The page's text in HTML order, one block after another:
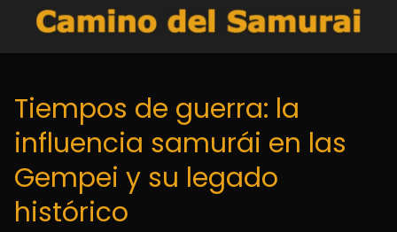
Tiempos de guerra: la
influencia samurái en las
Gempei y su legado
histórico